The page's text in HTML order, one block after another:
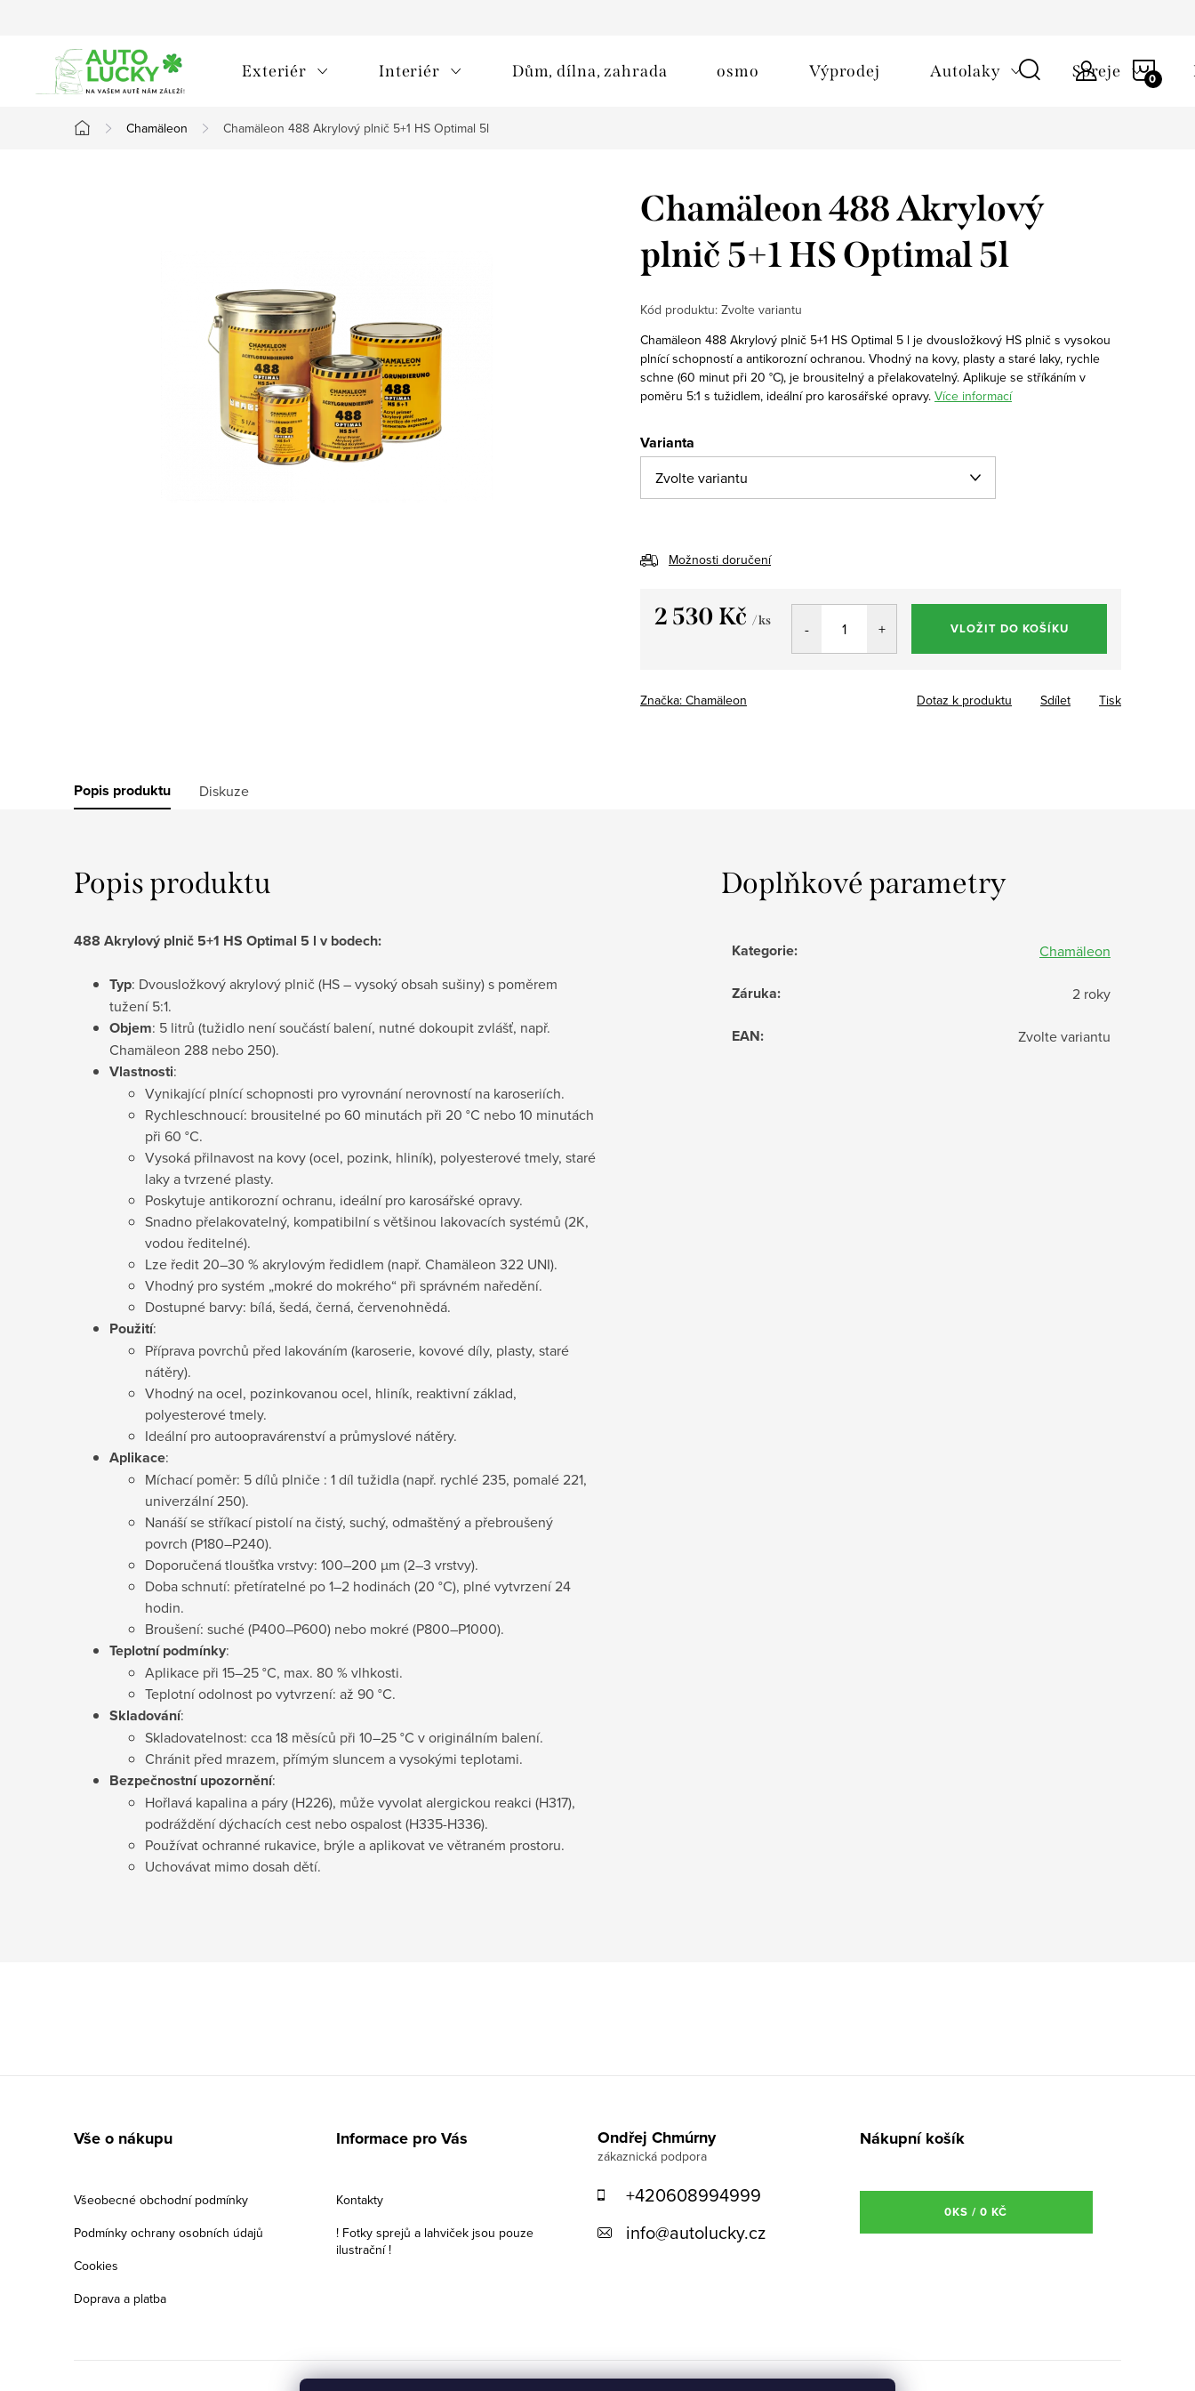
Exteriér Interiér Dům, dílna, zahrada osmo Výprodej Autolaky Spreje
Domů
Chamäleon Chamäleon 488 Akrylový plnič 5+1 HS Optimal 5l
Chamäleon 488 Akrylový
plnič 5+1 HS Optimal 5l
Kód produktu: Zvolte variantu
Chamäleon 488 Akrylový plnič 5+1 HS Optimal 5 l je dvousložkový HS plnič s vysokou
plnící schopností a antikorozní ochranou. Vhodný na kovy, plasty a staré laky, rychle
schne (60 minut při 20 °C), je brousitelný a přelakovatelný. Aplikuje se stříkáním v
poměru 5:1 s tužidlem, ideální pro karosářské opravy. Více informací
Varianta
Možnosti doručení
2 530 Kč / ks VLOŽIT DO KOŠÍKU
Značka: Chamäleon Tisk
Dotaz k produktu Sdílet
Popis produktu Diskuze
Popis produktu
488 Akrylový plnič 5+1 HS Optimal 5 l v bodech:
Typ: Dvousložkový akrylový plnič (HS – vysoký obsah sušiny) s poměrem
tužení 5:1.
Objem: 5 litrů (tužidlo není součástí balení, nutné dokoupit zvlášť, např.
Chamäleon 288 nebo 250).
Vlastnosti:
Vynikající plnící schopnosti pro vyrovnání nerovností na karoseriích.
Rychleschnoucí: brousitelné po 60 minutách při 20 °C nebo 10 minutách
při 60 °C.
Vysoká přilnavost na kovy (ocel, pozink, hliník), polyesterové tmely, staré
laky a tvrzené plasty.
Poskytuje antikorozní ochranu, ideální pro karosářské opravy.
Snadno přelakovatelný, kompatibilní s většinou lakovacích systémů (2K,
vodou ředitelné).
Lze ředit 20–30 % akrylovým ředidlem (např. Chamäleon 322 UNI).
Vhodný pro systém „mokré do mokrého“ při správném naředění.
Dostupné barvy: bílá, šedá, černá, červenohnědá.
Použití:
Příprava povrchů před lakováním (karoserie, kovové díly, plasty, staré
nátěry).
Vhodný na ocel, pozinkovanou ocel, hliník, reaktivní základ,
polyesterové tmely.
Ideální pro autoopravárenství a průmyslové nátěry.
Aplikace:
Míchací poměr: 5 dílů plniče : 1 díl tužidla (např. rychlé 235, pomalé 221,
univerzální 250).
Nanáší se stříkací pistolí na čistý, suchý, odmaštěný a přebroušený
povrch (P180–P240).
Doporučená tloušťka vrstvy: 100–200 µm (2–3 vrstvy).
Doba schnutí: přetíratelné po 1–2 hodinách (20 °C), plné vytvrzení 24
hodin.
Broušení: suché (P400–P600) nebo mokré (P800–P1000).
Teplotní podmínky:
Aplikace při 15–25 °C, max. 80 % vlhkosti.
Teplotní odolnost po vytvrzení: až 90 °C.
Skladování:
Skladovatelnost: cca 18 měsíců při 10–25 °C v originálním balení.
Chránit před mrazem, přímým sluncem a vysokými teplotami.
Bezpečnostní upozornění:
Hořlavá kapalina a páry (H226), může vyvolat alergickou reakci (H317),
podráždění dýchacích cest nebo ospalost (H335-H336).
Používat ochranné rukavice, brýle a aplikovat ve větraném prostoru.
Uchovávat mimo dosah dětí.
Doplňkové parametry
Kategorie: Chamäleon
Záruka: 2 roky
EAN: Zvolte variantu
Vše o nákupu
Všeobecné obchodní podmínky
Podmínky ochrany osobních údajů
Cookies
Doprava a platba
Informace pro Vás
Kontakty
! Fotky sprejů a lahviček jsou pouze
ilustrační !
Ondřej Chmúrny
+420608994999
info@autolucky.cz
Nákupní košík
0KS /0 KČ